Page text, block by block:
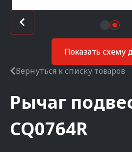
Показать схему
Вернуться к списку товаров
Рычаг
CQ0764R